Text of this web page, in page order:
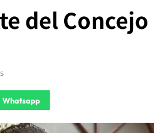
del
Whatsapp